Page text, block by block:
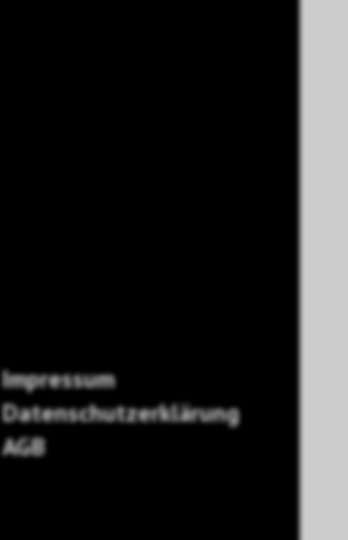
Impressum
Datenschutzerklärung
AGB